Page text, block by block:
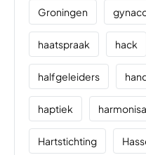
Groningen
haatspraak hack
halfgeleiders
haptiek
Hartstichting